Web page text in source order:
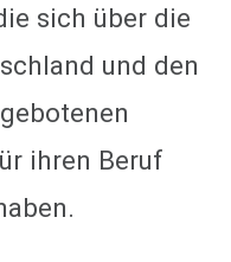
sich über die
und den
ihren Beruf